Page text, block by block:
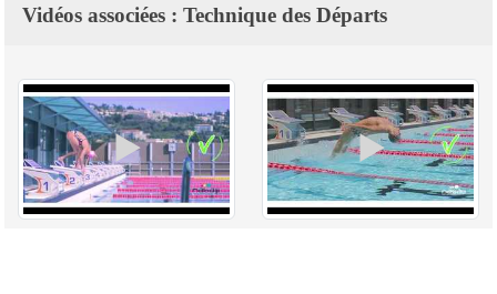
Vidéos associées : Technique des Départs